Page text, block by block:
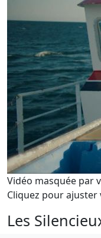
Vidéo masquée par
Cliquez pour ajuster
Les